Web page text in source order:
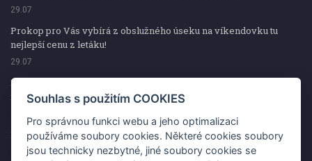
29.07
Prokop pro Vás vybírá z obslužného úseku na víkendovku tu
nejlepší cenu z letáku!
29.07
Prokop pro Vás vybírá z obslužného úseku na víkendovku tu
nejlepší cenu z letáku!
Kup špekáčky od Váhaly a vyhraj s naCOOPkou sekerku Fiskars
29.07
Souhlas s použitím COOKIES
Pro správnou funkci webu a jeho optimalizaci
používáme soubory cookies. Některé cookies soubory
jsou technicky nezbytné, jiné soubory cookies se